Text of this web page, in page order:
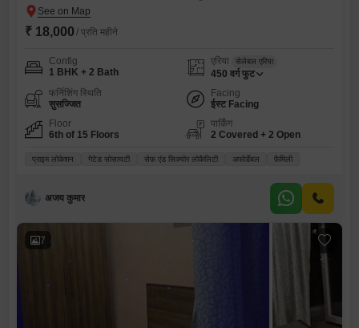
₹ 18,000 / प्रति महीने
Config
1 BHK + 2 Bath
एरिया सेलेबल एरिया
450 वर्ग फुट
फर्निशिंग स्थिति
सुसज्जित
Facing
ईस्ट Facing
Floor
6th of 15 Floors
पार्किंग
2 Covered + 2 Open
प्राइम लोकेशन गेटेड सोसायटी सेफ़ एंड सिक्योर लोकैलिटी अफोर्डेबल फ़ैमिली
अजय कुमार
7